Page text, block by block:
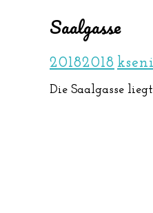
Saalgasse
20182018
Die Saalgasse